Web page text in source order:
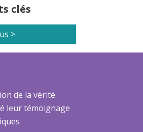
clés
>
de la vérité
leur témoignage